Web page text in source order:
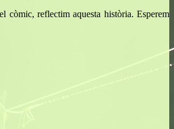
còmic, reflectim aquesta història. Esperem